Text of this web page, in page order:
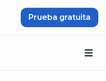
Prueba gratuita